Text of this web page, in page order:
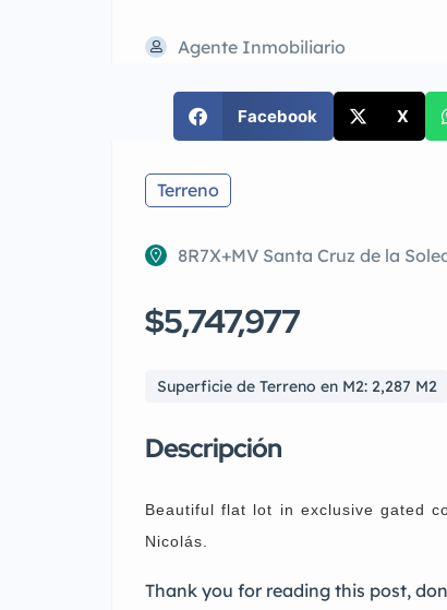
Agente Inmobiliario
Facebook X
Terreno
8R7X+MV Santa Cruz de la
$5,747,977
Superficie de Terreno en M2: 2,287 M2
Descripción
Beautiful flat lot in exclusive gated
Nicolás.
Thank you for reading this post,